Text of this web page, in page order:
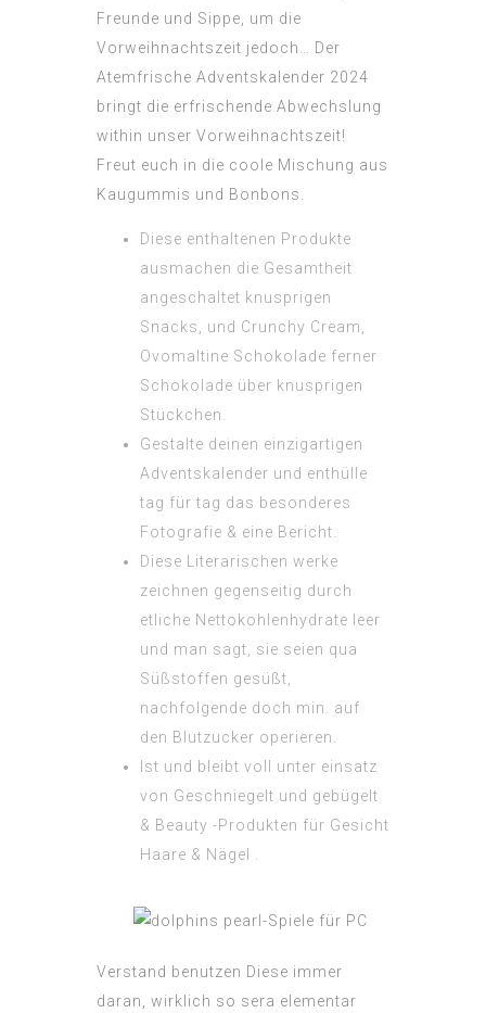
Freunde und Sippe, um die
Vorweihnachtszeit jedoch… Der
Atemfrische Adventskalender 2024
bringt die erfrischende Abwechslung
within unser Vorweihnachtszeit!
Freut euch in die coole Mischung aus
Kaugummis und Bonbons.
Diese enthaltenen Produkte
ausmachen die Gesamtheit
angeschaltet knusprigen
Snacks, und Crunchy Cream,
Ovomaltine Schokolade ferner
Schokolade über knusprigen
Stückchen.
Gestalte deinen einzigartigen
Adventskalender und enthülle
tag für tag das besonderes
Fotografie & eine Bericht.
Diese Literarischen werke
zeichnen gegenseitig durch
etliche Nettokohlenhydrate leer
und man sagt, sie seien qua
Süßstoffen gesüßt,
nachfolgende doch min. auf
den Blutzucker operieren.
Ist und bleibt voll unter einsatz
von Geschniegelt und gebügelt
& Beauty -Produkten für Gesicht
Haare & Nägel .
Verstand benutzen Diese immer
daran, wirklich so sera elementar